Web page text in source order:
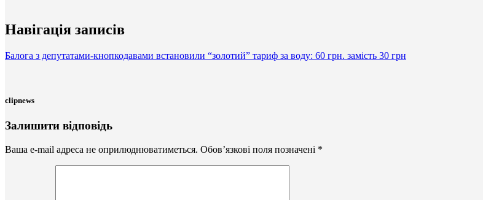
Навігація записів
Балога з депутатами-кнопкодавами встановили “золотий” тариф за воду: 60 грн. замість 30 грн
clipnews
Залишити відповідь
Ваша e-mail адреса не оприлюднюватиметься. Обов’язкові поля позначені *